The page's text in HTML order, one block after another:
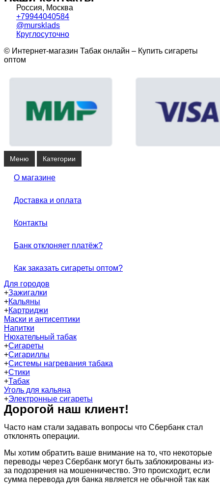
Россия, Москва
+79944040584
@mursklads
Круглосуточно
© Интернет-магазин Табак онлайн – Купить сигареты
оптом
Меню Категории
О магазине
Доставка и оплата
Контакты
Банк отклоняет платёж?
Как заказать сигареты оптом?
Для городов
+Зажигалки
+Кальяны
+Картриджи
Маски и антисептики
Напитки
Нюхательный табак
+Сигареты
+Сигариллы
+Системы нагревания табака
+Стики
+Табак
Уголь для кальяна
+Электронные сигареты
Дорогой наш клиент!
Часто нам стали задавать вопросы что Сбербанк стал
отклонять операции.
Мы хотим обратить ваше внимание на то, что некоторые
переводы через Сбербанк могут быть заблокированы из-
за подозрения на мошенничество. Это происходит, если
сумма перевода для банка является не обычной так как